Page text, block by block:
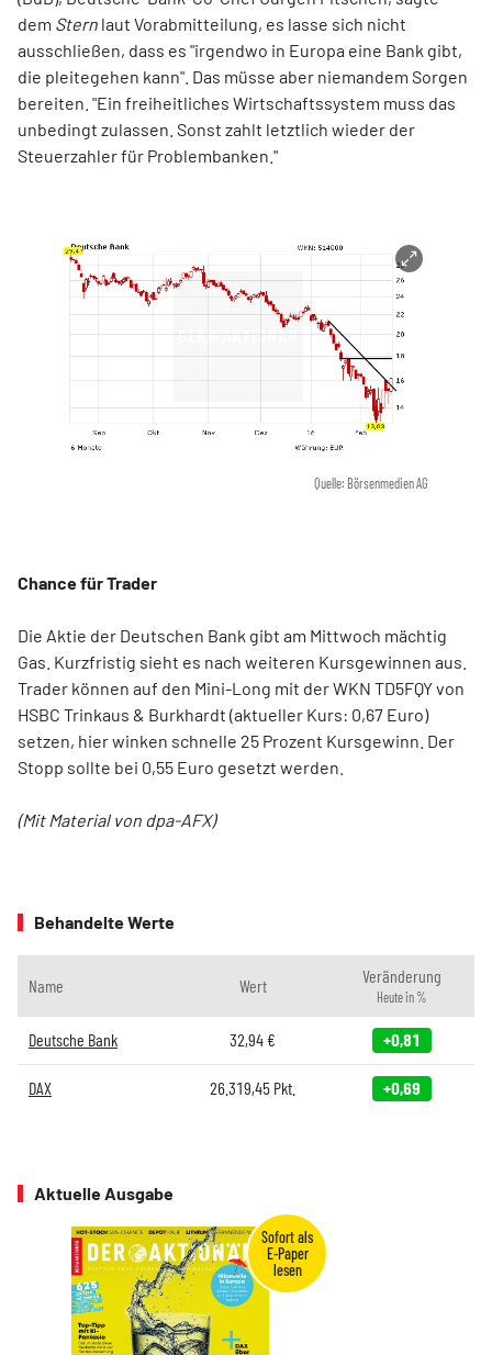
dem Stern laut Vorabmitteilung, es lasse sich nicht
ausschließen, dass es "irgendwo in Europa eine Bank gibt,
die pleitegehen kann". Das müsse aber niemandem Sorgen
bereiten. "Ein freiheitliches Wirtschaftssystem muss das
unbedingt zulassen. Sonst zahlt letztlich wieder der
Steuerzahler für Problembanken."
Quelle: Börsenmedien AG
Chance für Trader
Die Aktie der Deutschen Bank gibt am Mittwoch mächtig
Gas. Kurzfristig sieht es nach weiteren Kursgewinnen aus.
Trader können auf den Mini-Long mit der WKN TD5FQY von
HSBC Trinkaus & Burkhardt (aktueller Kurs: 0,67 Euro)
setzen, hier winken schnelle 25 Prozent Kursgewinn. Der
Stopp sollte bei 0,55 Euro gesetzt werden.
(Mit Material von dpa-AFX)
Behandelte Werte
Name Wert Veränderung
Heute in %
Deutsche Bank 32,94 € +0,81
DAX 26.319,45 Pkt. +0,69
Aktuelle Ausgabe